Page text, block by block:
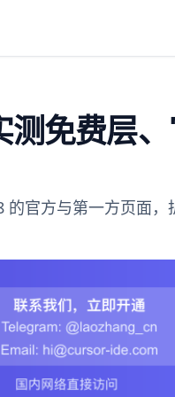
测免费层
的官方与第一方页面，